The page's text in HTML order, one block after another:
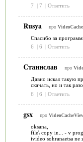
7
| 7 | Ответить
Rusya про
Спасибо за
6
| 6 | Ответить
Станислав про
Давно искал такую
скачать, но и так
6
| 6 | Ответить
gsx про
oksana,
file\ copy in... - v
ivideo sohranaetsa